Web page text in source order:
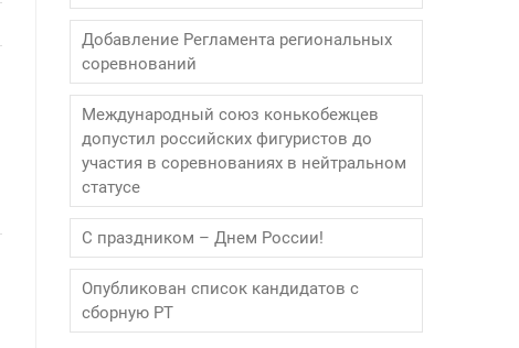
Добавление Регламента региональных
соревнований
Международный союз конькобежцев
допустил российских фигуристов до
участия в соревнованиях в нейтральном
статусе
С праздником – Днем России!
Опубликован список кандидатов с
сборную РТ